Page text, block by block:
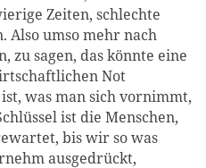
Zeiten, schlechte
Also umso mehr nach
zu sagen, das könnte eine
Not
was man sich vornimmt,
ist die Menschen,
bis wir so was
ausgedrückt,